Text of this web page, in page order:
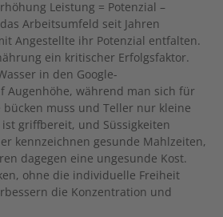
Leistung = Potenzial –
Arbeitsumfeld seit Jahren
Angestellte ihr Potenzial entfalten.
ein kritischer Erfolgsfaktor.
in den Google-
Augenhöhe, während man sich für
bücken muss und Teller nur kleine
griffbereit, und Süssigkeiten
kennzeichnen gesunde Mahlzeiten,
dagegen eine ungesunde Kost.
ohne die individuelle Freiheit
die Konzentration und